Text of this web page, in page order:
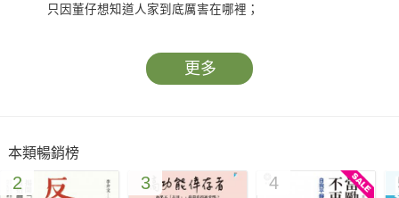
只因董仔想知道人家到底厲害在哪裡；
事業攀上顛峰之際，突然又被北京挖角，翻篇勇闖新的境
張力中的職場經歷雖然特殊，但絕對稱不上傳奇。
說到底，他也和你我一樣，家裡沒有富爸爸，只能赤手空拳
更多
本類暢銷榜
2 3 4